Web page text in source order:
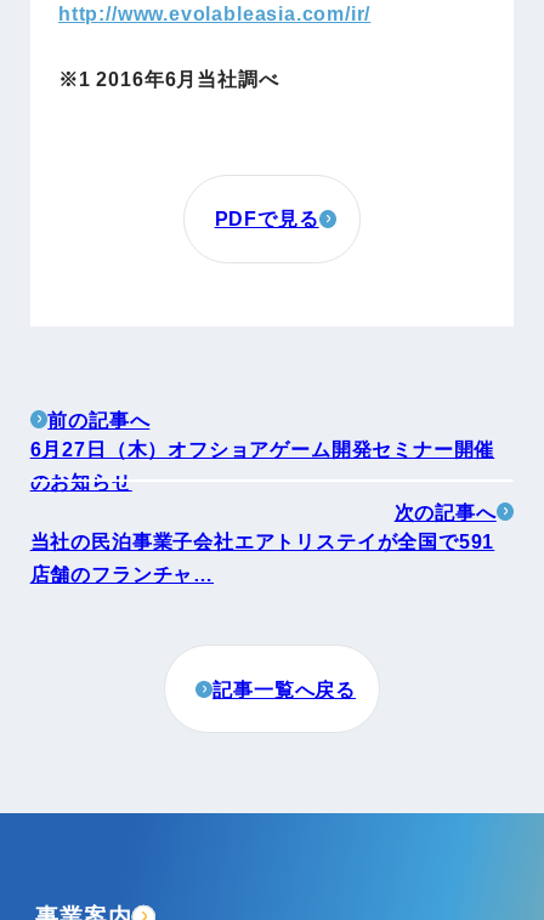
http://www.evolableasia.com/ir/
※1 2016年6月当社調べ
PDFで見る
前の記事へ
6月27日（木）オフショアゲーム開発セミナー開催
のお知らせ
次の記事へ
当社の民泊事業子会社エアトリステイが全国で591
店舗のフランチャ…
記事一覧へ戻る